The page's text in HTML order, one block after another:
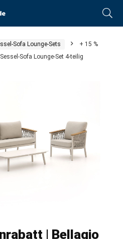
Sofa Lounge-Sets
+ 15 %
Sofa Lounge-Set 4-teilig
| Bellagio